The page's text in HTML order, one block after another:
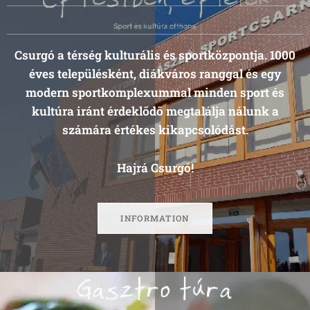
Csurgó a térség kulturális és sportközpontja. 1000
éves településként, diákváros ranggal és egy
modern sportkomplexummal minden sport és
kultúra iránt érdeklődő megtalálja nálunk a
számára értékes kikapcsolódást.
Hajrá Csurgó!
INFORMATION